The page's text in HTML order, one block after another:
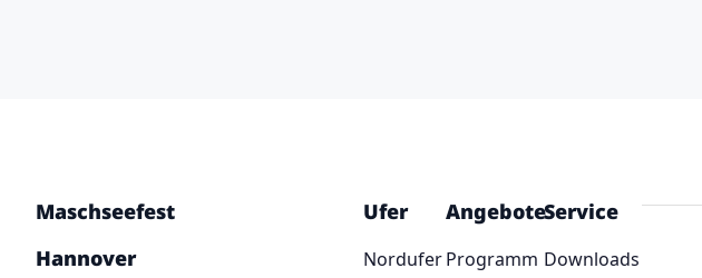
Maschseefest
Hannover
Ufer
Nordufer
Angebote
Programm
Service
Downloads